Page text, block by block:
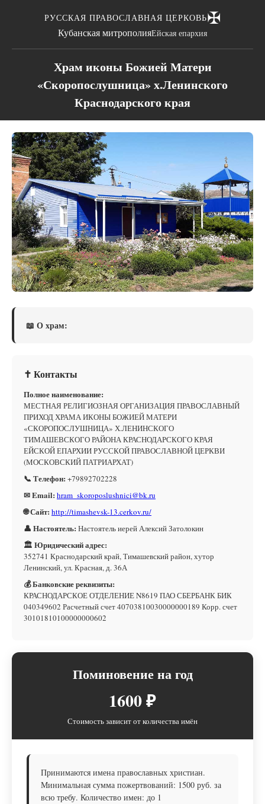
РУССКАЯ ПРАВОСЛАВНАЯ ЦЕРКОВЬ✠
Кубанская митрополияЕйская епархия
Храм иконы Божией Матери
«Скоропослушница» х.Ленинского
Краснодарского края
📖 О храм:
✝ Контакты
Полное наименование:
МЕСТНАЯ РЕЛИГИОЗНАЯ ОРГАНИЗАЦИЯ ПРАВОСЛАВНЫЙ
ПРИХОД ХРАМА ИКОНЫ БОЖИЕЙ МАТЕРИ
«СКОРОПОСЛУШНИЦА» Х.ЛЕНИНСКОГО
ТИМАШЕВСКОГО РАЙОНА КРАСНОДАРСКОГО КРАЯ
ЕЙСКОЙ ЕПАРХИИ РУССКОЙ ПРАВОСЛАВНОЙ ЦЕРКВИ
(МОСКОВСКИЙ ПАТРИАРХАТ)
📞 Телефон: +79892702228
✉ Email: hram_skoroposlushnici@bk.ru
🌐 Сайт: http://timashevsk-13.cerkov.ru/
👤 Настоятель: Настоятель иерей Алексий Затолокин
🏛 Юридический адрес:
352741 Краснодарский край, Тимашевский район, хутор
Ленинский, ул. Красная, д. 36А
💰 Банковские реквизиты:
КРАСНОДАРСКОЕ ОТДЕЛЕНИЕ N8619 ПАО СБЕРБАНК БИК
040349602 Расчетный счет 40703810030000000189 Корр. счет
30101810100000000602
Поминовение на год
1600 ₽
Стоимость зависит от количества имён
Принимаются имена православных христиан.
Минимальная сумма пожертвований: 1500 руб. за
всю требу. Количество имен: до 1